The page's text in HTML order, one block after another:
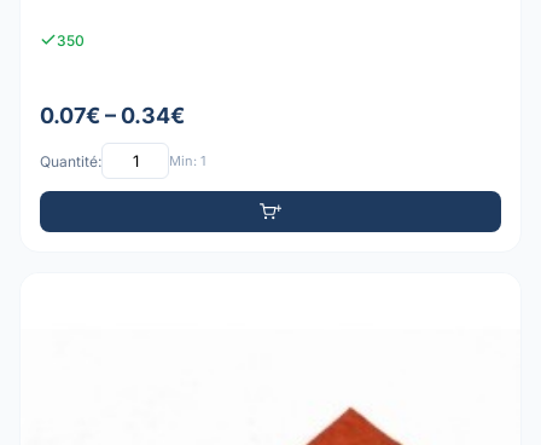
350
0.07€ – 0.34€
Quantité: Min: 1